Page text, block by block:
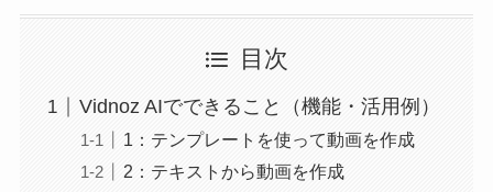
目次
Vidnoz AIでできること（機能・活用例）
1：テンプレートを使って動画を作成
2：テキストから動画を作成